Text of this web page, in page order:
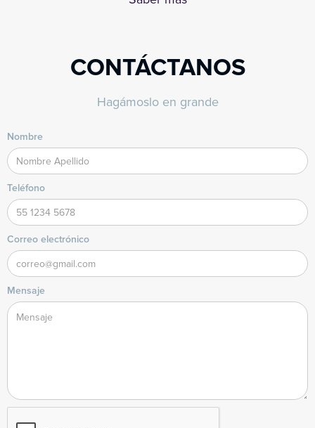
CONTÁCTANOS
Hagámoslo en grande
Nombre
Teléfono
Correo electrónico
Mensaje